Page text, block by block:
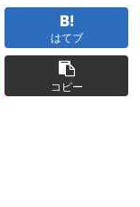
はてブ
コピー